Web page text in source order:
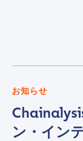
お知らせ
ン・イン
Contact